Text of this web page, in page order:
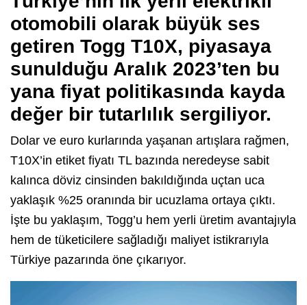
otomobili olarak büyük ses
getiren Togg T10X, piyasaya
sunulduğu Aralık 2023’ten bu
yana fiyat politikasında kayda
değer bir tutarlılık sergiliyor.
Dolar ve euro kurlarında yaşanan artışlara rağmen,
T10X’in etiket fiyatı TL bazında neredeyse sabit
kalınca döviz cinsinden bakıldığında uçtan uca
yaklaşık %25 oranında bir ucuzlama ortaya çıktı.
İşte bu yaklaşım, Togg’u hem yerli üretim avantajıyla
hem de tüketicilere sağladığı maliyet istikrarıyla
Türkiye pazarında öne çıkarıyor.